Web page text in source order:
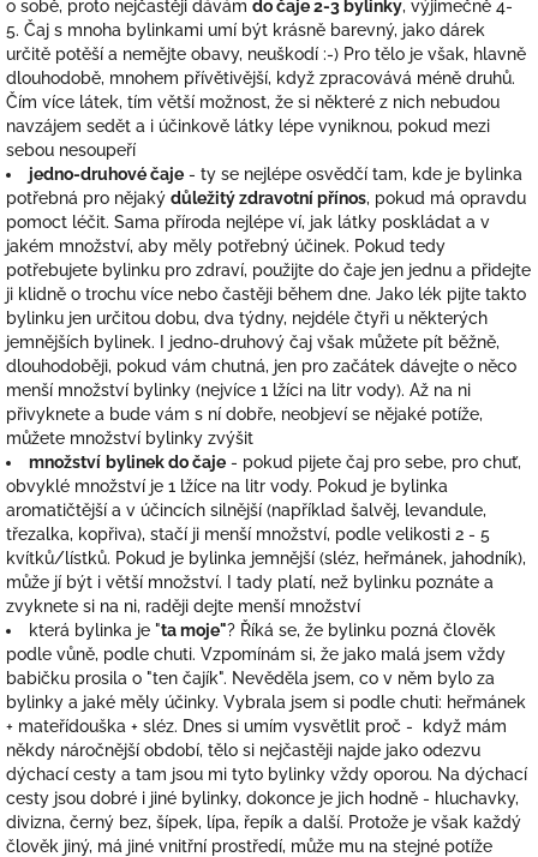
o sobě, proto nejčastěji dávám do čaje 2-3 bylinky, výjimečně 4-
5. Čaj s mnoha bylinkami umí být krásně barevný, jako dárek
určitě potěší a nemějte obavy, neuškodí :-) Pro tělo je však, hlavně
dlouhodobě, mnohem přívětivější, když zpracovává méně druhů.
Čím více látek, tím větší možnost, že si některé z nich nebudou
navzájem sedět a i účinkově látky lépe vyniknou, pokud mezi
sebou nesoupeří
jedno-druhové čaje - ty se nejlépe osvědčí tam, kde je bylinka
potřebná pro nějaký důležitý zdravotní přínos, pokud má opravdu
pomoct léčit. Sama příroda nejlépe ví, jak látky poskládat a v
jakém množství, aby měly potřebný účinek. Pokud tedy
potřebujete bylinku pro zdraví, použijte do čaje jen jednu a přidejte
ji klidně o trochu více nebo častěji během dne. Jako lék pijte takto
bylinku jen určitou dobu, dva týdny, nejdéle čtyři u některých
jemnějších bylinek. I jedno-druhový čaj však můžete pít běžně,
dlouhodoběji, pokud vám chutná, jen pro začátek dávejte o něco
menší množství bylinky (nejvíce 1 lžíci na litr vody). Až na ni
přivyknete a bude vám s ní dobře, neobjeví se nějaké potíže,
můžete množství bylinky zvýšit
množství bylinek do čaje - pokud pijete čaj pro sebe, pro chuť,
obvyklé množství je 1 lžíce na litr vody. Pokud je bylinka
aromatičtější a v účincích silnější (například šalvěj, levandule,
třezalka, kopřiva), stačí ji menší množství, podle velikosti 2 - 5
kvítků/lístků. Pokud je bylinka jemnější (sléz, heřmánek, jahodník),
může jí být i větší množství. I tady platí, než bylinku poznáte a
zvyknete si na ni, raději dejte menší množství
která bylinka je "ta moje"? Říká se, že bylinku pozná člověk
podle vůně, podle chuti. Vzpomínám si, že jako malá jsem vždy
babičku prosila o "ten čajík". Nevěděla jsem, co v něm bylo za
bylinky a jaké měly účinky. Vybrala jsem si podle chuti: heřmánek
+ mateřídouška + sléz. Dnes si umím vysvětlit proč - když mám
někdy náročnější období, tělo si nejčastěji najde jako odezvu
dýchací cesty a tam jsou mi tyto bylinky vždy oporou. Na dýchací
cesty jsou dobré i jiné bylinky, dokonce je jich hodně - hluchavky,
divizna, černý bez, šípek, lípa, řepík a další. Protože je však každý
člověk jiný, má jiné vnitřní prostředí, může mu na stejné potíže